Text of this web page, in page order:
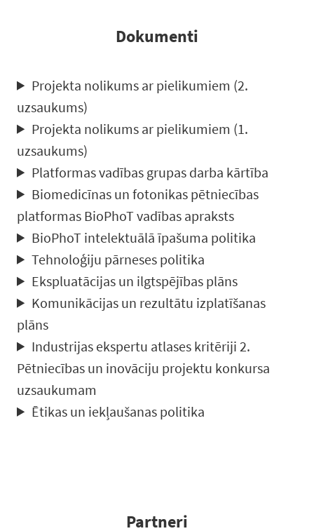
Dokumenti
Projekta nolikums ar pielikumiem (2.
uzsaukums)
Projekta nolikums ar pielikumiem (1.
uzsaukums)
Platformas vadības grupas darba kārtība
Biomedicīnas un fotonikas pētniecības
platformas BioPhoT vadības apraksts
BioPhoT intelektuālā īpašuma politika
Tehnoloģiju pārneses politika
Ekspluatācijas un ilgtspējības plāns
Komunikācijas un rezultātu izplatīšanas
plāns
Industrijas ekspertu atlases kritēriji 2.
Pētniecības un inovāciju projektu konkursa
uzsaukumam
Ētikas un iekļaušanas politika
Partneri